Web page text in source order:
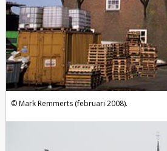
Mark Remmerts (februari 2008).